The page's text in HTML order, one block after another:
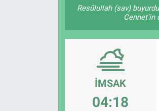
Resûlullah (sav)
Cennet'in
İMSAK
04:18